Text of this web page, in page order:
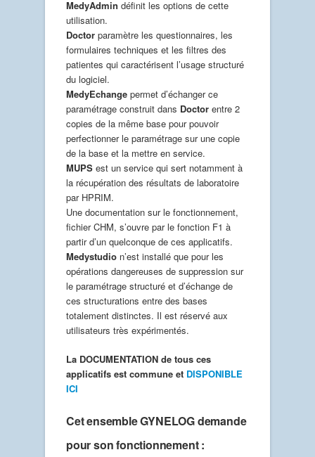
MedyAdmin définit les options de cette
utilisation.
Doctor paramètre les questionnaires, les
formulaires techniques et les filtres des
patientes qui caractérisent l’usage structuré
du logiciel.
MedyEchange permet d’échanger ce
paramétrage construit dans Doctor entre 2
copies de la même base pour pouvoir
perfectionner le paramétrage sur une copie
de la base et la mettre en service.
MUPS est un service qui sert notamment à
la récupération des résultats de laboratoire
par HPRIM.
Une documentation sur le fonctionnement,
fichier CHM, s’ouvre par le fonction F1 à
partir d’un quelconque de ces applicatifs.
Medystudio n’est installé que pour les
opérations dangereuses de suppression sur
le paramétrage structuré et d’échange de
ces structurations entre des bases
totalement distinctes. Il est réservé aux
utilisateurs très expérimentés.
La DOCUMENTATION de tous ces
applicatifs est commune et DISPONIBLE
ICI
Cet ensemble GYNELOG demande
pour son fonctionnement :